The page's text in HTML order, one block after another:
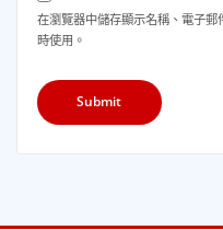
在瀏覽器中儲存顯示名稱、電子
時使用。